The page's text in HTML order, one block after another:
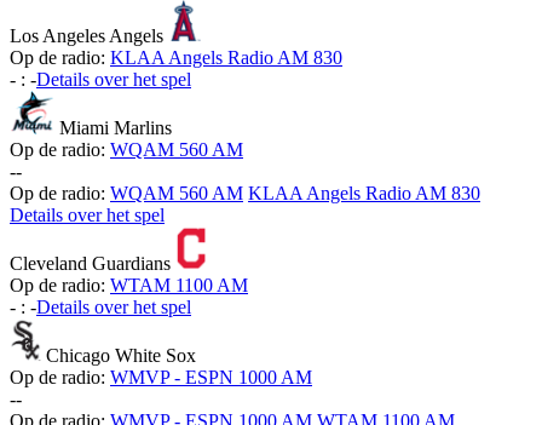
Los Angeles Angels
Op de radio: KLAA Angels Radio AM 830
- : -Details over het spel
Miami Marlins
Op de radio: WQAM 560 AM
--
Op de radio: WQAM 560 AM KLAA Angels Radio AM 830
Details over het spel
Cleveland Guardians
Op de radio: WTAM 1100 AM
- : -Details over het spel
Chicago White Sox
Op de radio: WMVP - ESPN 1000 AM
--